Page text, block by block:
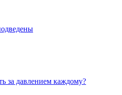
за давлением каждому?